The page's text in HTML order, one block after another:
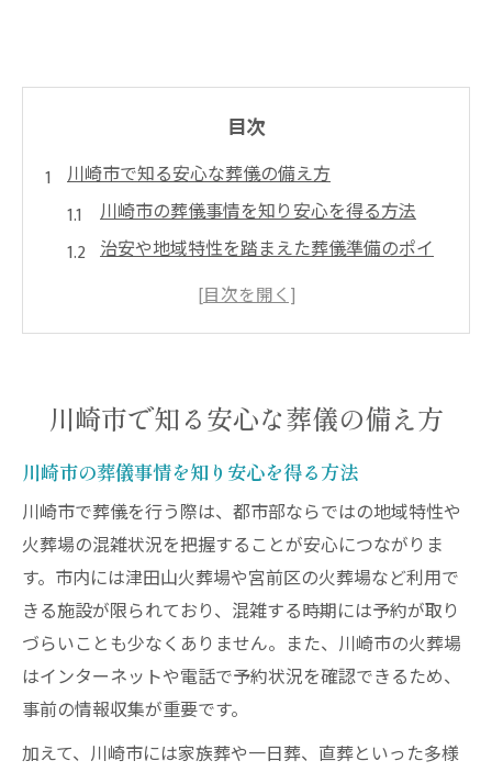
目次
川崎市で知る安心な葬儀の備え方
川崎市の葬儀事情を知り安心を得る方法
治安や地域特性を踏まえた葬儀準備のポイ
仏事訪問の基礎知識と費用節約術
仏事訪問で押さえる葬儀の基本マナー
費用を抑えた仏事訪問の実践的な工夫
川崎市の葬儀で節約できるポイント紹介
葬儀費用を抑える制度や支援策の活用法
仏事訪問前に知っておきたい葬儀準備術
葬儀準備なら不安を軽減する３つの工夫
葬儀準備で不安を減らすポイント解説
川崎市で知る安心な葬儀の備え方
川崎市の葬儀事情を知り安心を得る方法
川崎市で葬儀を行う際は、都市部ならではの地域特性や
火葬場の混雑状況を把握することが安心につながりま
す。市内には津田山火葬場や宮前区の火葬場など利用で
きる施設が限られており、混雑する時期には予約が取り
づらいことも少なくありません。また、川崎市の火葬場
はインターネットや電話で予約状況を確認できるため、
事前の情報収集が重要です。
加えて、川崎市には家族葬や一日葬、直葬といった多様